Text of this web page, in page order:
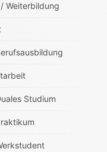
Weiterbildung
Studium